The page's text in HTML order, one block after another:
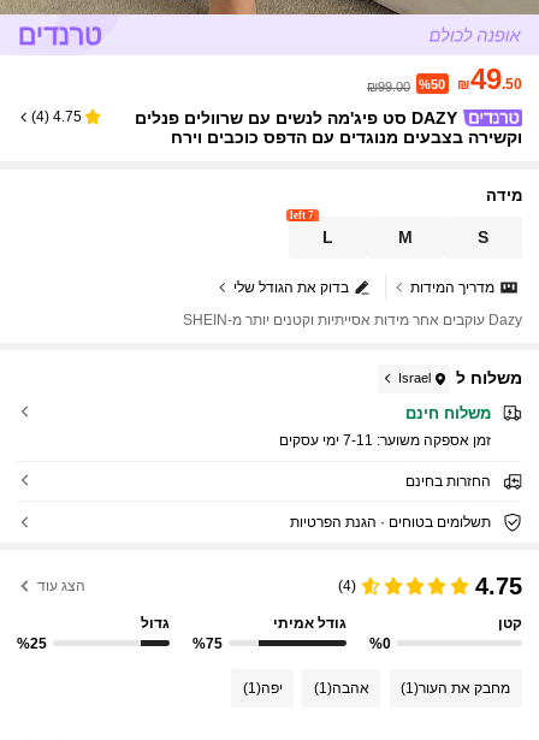
₪49.50
%50
₪99.00
DAZY סט פיג'מה לנשים עם שרוולים פנלים
וקשירה בצבעים מנוגדים עם הדפס כוכבים וירח
4.75
(
4
)
מידה
S
M
L
7 left
בדוק את הגודל שלי
מדריך המידות
Dazy עוקבים אחר מידות אסייתיות וקטנים יותר מ-SHEIN
משלוח ל Israel
משלוח חינם
זמן אספקה ​​משוער: 7-11 ימי עסקים
החזרות בחינם
תשלומים בטוחים · הגנת הפרטיות
4.75
(4) הצג עוד
קטן
%0
גודל אמיתי
%75
גדול
%25
מחבק את העור(1) אהבה(1) יפה(1)